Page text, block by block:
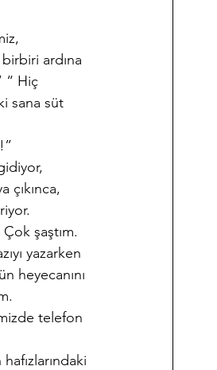
Koleksiyon Kültürü
ardına
“ Hiç
sana süt
çıkınca,
şaştım.
yazarken
heyecanını
telefon